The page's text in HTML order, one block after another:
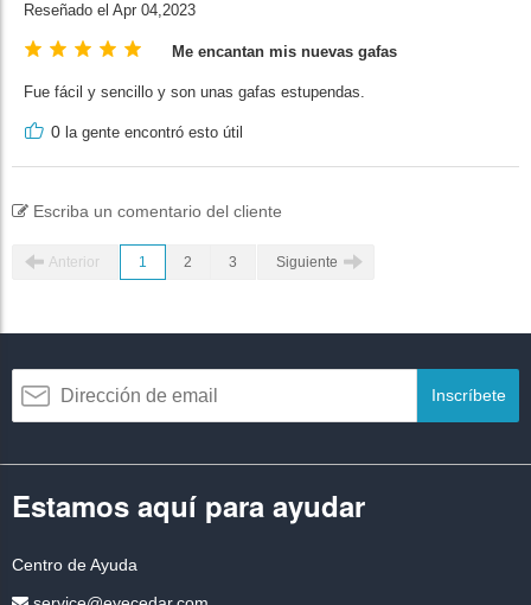
Reseñado el Apr 04,2023
Me encantan mis nuevas gafas
Fue fácil y sencillo y son unas gafas estupendas.
0 la gente encontró esto útil
Escriba un comentario del cliente
Anterior 1 2 3 Siguiente
Inscríbete
Estamos aquí para ayudar
Centro de Ayuda